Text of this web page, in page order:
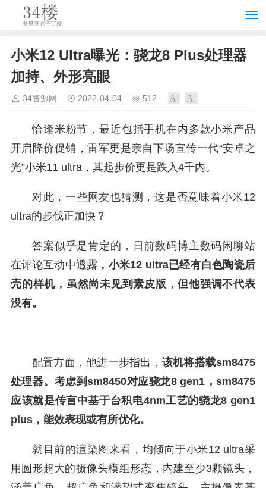
小米12 Ultra曝光：骁龙8 Plus处理器
加持、外形亮眼
34资源网 2022-04-04 512
恰逢米粉节，最近包括手机在内多款小米产品
开启降价促销，雷军更是亲自下场宣传一代“安卓之
光”小米11 ultra，其起步价更是跌入4千内。
对此，一些网友也猜测，这是否意味着小米12
ultra的步伐正加快？
答案似乎是肯定的，日前数码博主数码闲聊站
在评论互动中透露 ，小米12 ultra已经有白色陶瓷后
壳的样机，虽然尚未见到素皮版，但他强调不代表
没有。
配置方面，他进一步指出， 该机将搭载sm8475
处理器。考虑到sm8450对应骁龙8 gen1，sm8475
应该就是传言中基于台积电4nm工艺的骁龙8 gen1
plus，能效表现或有所优化。
就目前的渲染图来看，均倾向于小米12 ultra采
用圆形超大的摄像头模组形态，内建至少3颗镜头，